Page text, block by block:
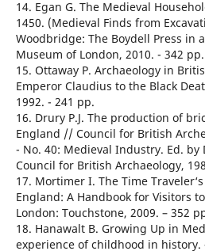
14. Egan G. The Medieval
1450. (Medieval Finds from
Woodbridge: The Boydell Press in
Museum of London, 2010. - 342 pp.
15. Ottaway P. Archaeology in
Emperor Claudius to the Black
1992. - 241 pp.
16. Drury P.J. The production of
England // Council for British
- No. 40: Medieval Industry. Ed. by
Council for British Archaeology,
17. Mortimer I. The Time
England: A Handbook for Visitors
London: Touchstone, 2009. – 352
18. Hanawalt B. Growing Up in
experience of childhood in history.